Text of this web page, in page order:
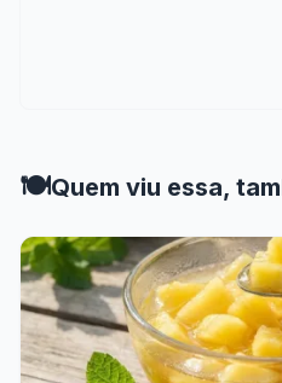
🍽️Quem viu essa,